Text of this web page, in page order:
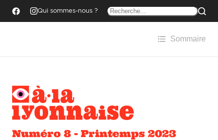
Qui sommes-nous ?
Sommaire
Numéro 8 - Printemps 2023